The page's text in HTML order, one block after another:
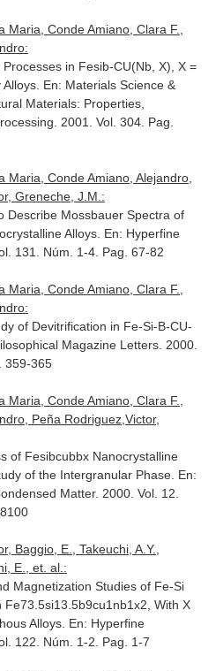
Maria, Conde Amiano, Clara F.,
in Fesib-CU(Nb, X), X =
En: Materials Science &
Materials: Properties,
. 2001. Vol. 304. Pag.
Maria, Conde Amiano, Alejandro,
Greneche, J.M.:
Describe Mossbauer Spectra of
Alloys. En: Hyperfine
131. Núm. 1-4. Pag. 67-82
Maria, Conde Amiano, Clara F.,
of Devitrification in Fe-Si-B-CU-
Magazine Letters. 2000.
359-365
Maria, Conde Amiano, Clara F.,
Peña Rodriguez,Victor,
of Fesibcubbx Nanocrystalline
of the Intergranular Phase. En:
Matter. 2000. Vol. 12.
Baggio, E., Takeuchi, A.Y.,
E., et. al.:
Magnetization Studies of Fe-Si
Fe73.5si13.5b9cu1nb1x2, With X
Alloys. En: Hyperfine
122. Núm. 1-2. Pag. 1-7